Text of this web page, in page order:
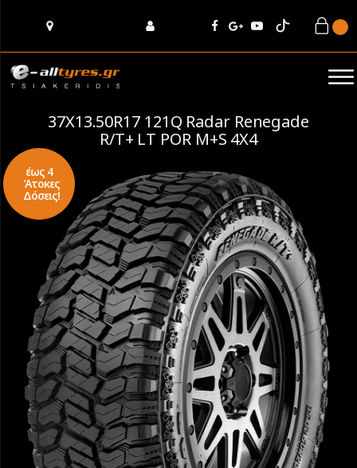
37X13.50R17 121Q Radar Renegade
R/T+ LT POR M+S 4Χ4
έως 4
Άτοκες
Δόσεις!